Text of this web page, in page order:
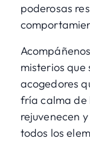
poderosas
misterios que
acogedores
fría calma de
rejuvenecen
todos los